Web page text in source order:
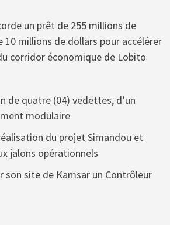
un prêt de 255 millions de
10 millions de dollars pour accélérer
corridor économique de Lobito
de quatre (04) vedettes, d’un
modulaire
du projet Simandou et
jalons opérationnels
son site de Kamsar un Contrôleur